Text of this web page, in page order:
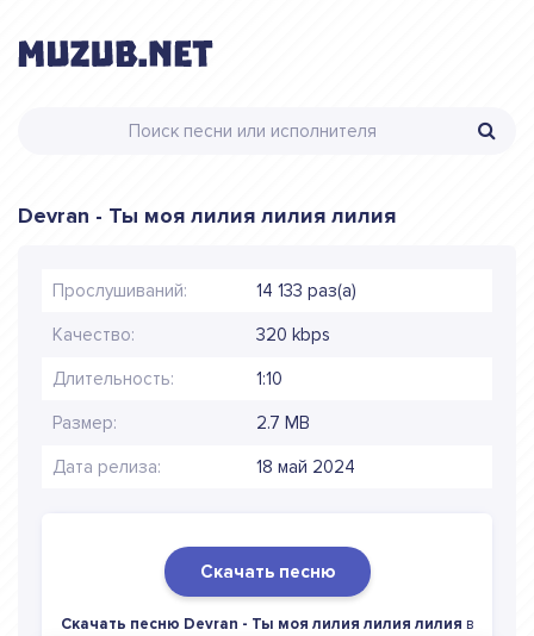
Devran - Ты моя лилия лилия лилия
Прослушиваний: 14 133 раз(а)
Качество: 320 kbps
Длительность: 1:10
Размер: 2.7 MB
Дата релиза: 18 май 2024
Скачать песню
Скачать песню Devran - Ты моя лилия лилия лилия в